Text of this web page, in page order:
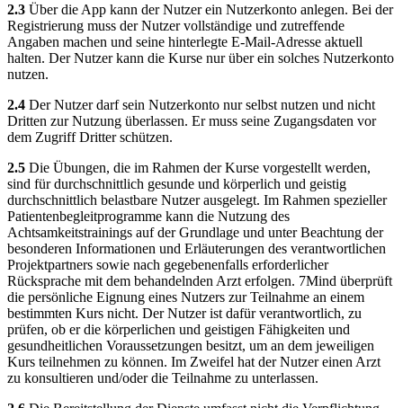
2.3 Über die App kann der Nutzer ein Nutzerkonto anlegen. Bei der
Registrierung muss der Nutzer vollständige und zutreffende
Angaben machen und seine hinterlegte E-Mail-Adresse aktuell
halten. Der Nutzer kann die Kurse nur über ein solches Nutzerkonto
nutzen.
2.4 Der Nutzer darf sein Nutzerkonto nur selbst nutzen und nicht
Dritten zur Nutzung überlassen. Er muss seine Zugangsdaten vor
dem Zugriff Dritter schützen.
2.5 Die Übungen, die im Rahmen der Kurse vorgestellt werden,
sind für durchschnittlich gesunde und körperlich und geistig
durchschnittlich belastbare Nutzer ausgelegt. Im Rahmen spezieller
Patientenbegleitprogramme kann die Nutzung des
Achtsamkeitstrainings auf der Grundlage und unter Beachtung der
besonderen Informationen und Erläuterungen des verantwortlichen
Projektpartners sowie nach gegebenenfalls erforderlicher
Rücksprache mit dem behandelnden Arzt erfolgen. 7Mind überprüft
die persönliche Eignung eines Nutzers zur Teilnahme an einem
bestimmten Kurs nicht. Der Nutzer ist dafür verantwortlich, zu
prüfen, ob er die körperlichen und geistigen Fähigkeiten und
gesundheitlichen Voraussetzungen besitzt, um an dem jeweiligen
Kurs teilnehmen zu können. Im Zweifel hat der Nutzer einen Arzt
zu konsultieren und/oder die Teilnahme zu unterlassen.